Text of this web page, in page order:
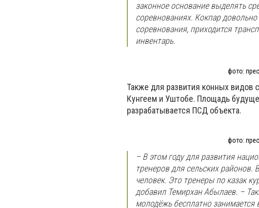
законное основание выделять
соревнованиях. Кокпар
соревнования, приходится
инвентарь.
фото:
Также для развития конных видов
Кунгеем и Уштобе. Площадь
разрабатывается ПСД объекта.
фото:
– В этом году для развития
тренеров для сельских
человек. Это тренеры по казак
добавил Темирхан Абылаев. –
молодёжь бесплатно